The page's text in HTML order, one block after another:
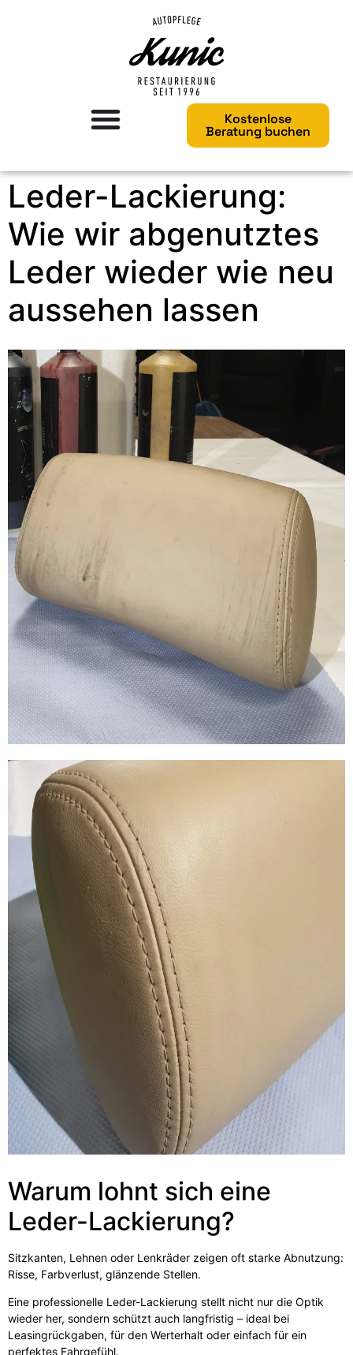
Kostenlose
Beratung buchen
Leder-Lackierung:
Wie wir abgenutztes
Leder wieder wie neu
aussehen lassen
Warum lohnt sich eine
Leder-Lackierung?
Sitzkanten, Lehnen oder Lenkräder zeigen oft starke Abnutzung:
Risse, Farbverlust, glänzende Stellen.
Eine professionelle Leder-Lackierung stellt nicht nur die Optik
wieder her, sondern schützt auch langfristig – ideal bei
Leasingrückgaben, für den Werterhalt oder einfach für ein
perfektes Fahrgefühl.